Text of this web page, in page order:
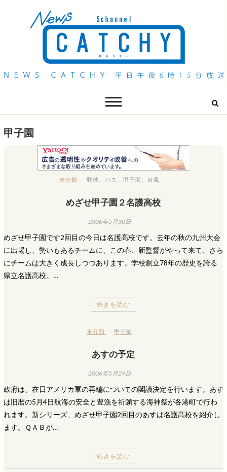
QAB NEWS Headline
甲子園
未分類 野球 バス 、甲子園 台風
めざせ甲子園２名護高校
2006年5月30日
めざせ甲子園です2回目の今日は名護高校です。去年の秋の九州大会
に出場し、勢いもあるチームに、この春、新監督がやって来て、さら
にチームは大きく成長しつつあります。学校創立78年の歴史を誇る
県立名護高校。…
続きを読む
未分類 甲子園
あすの予定
2006年5月29日
政府は、在日アメリカ軍の再編についての閣議決定を行います。あす
は旧暦の5月4日航海の安全と豊漁を祈願する海神祭が各港町で行わ
れます。新シリーズ、めざせ甲子園2回目のあすは名護高校を紹介し
ます。ＱＡＢが…
続きを読む